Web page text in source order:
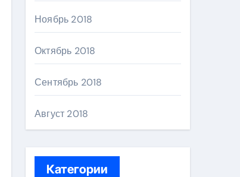
Ноябрь 2018
Октябрь 2018
Сентябрь 2018
Август 2018
Категории